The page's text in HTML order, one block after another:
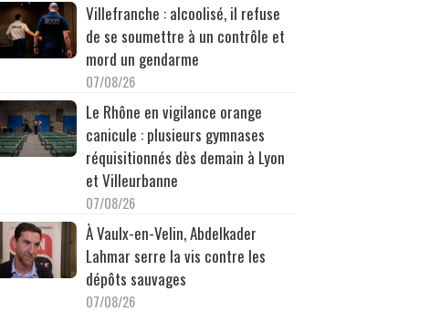
Villefranche : alcoolisé, il refuse
de se soumettre à un contrôle et
mord un gendarme
07/08/26
Le Rhône en vigilance orange
canicule : plusieurs gymnases
réquisitionnés dès demain à Lyon
et Villeurbanne
07/08/26
À Vaulx-en-Velin, Abdelkader
Lahmar serre la vis contre les
dépôts sauvages
07/08/26